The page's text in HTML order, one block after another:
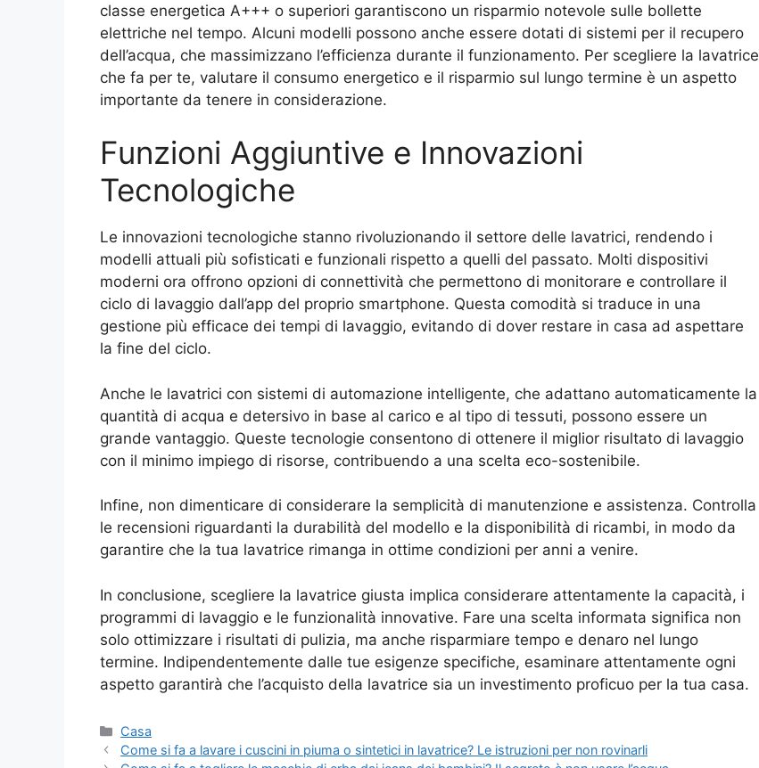
classe energetica A+++ o superiori garantiscono un risparmio notevole sulle bollette
elettriche nel tempo. Alcuni modelli possono anche essere dotati di sistemi per il recupero
dell’acqua, che massimizzano l’efficienza durante il funzionamento. Per scegliere la lavatrice
che fa per te, valutare il consumo energetico e il risparmio sul lungo termine è un aspetto
importante da tenere in considerazione.
Funzioni Aggiuntive e Innovazioni
Tecnologiche
Le innovazioni tecnologiche stanno rivoluzionando il settore delle lavatrici, rendendo i
modelli attuali più sofisticati e funzionali rispetto a quelli del passato. Molti dispositivi
moderni ora offrono opzioni di connettività che permettono di monitorare e controllare il
ciclo di lavaggio dall’app del proprio smartphone. Questa comodità si traduce in una
gestione più efficace dei tempi di lavaggio, evitando di dover restare in casa ad aspettare
la fine del ciclo.
Anche le lavatrici con sistemi di automazione intelligente, che adattano automaticamente la
quantità di acqua e detersivo in base al carico e al tipo di tessuti, possono essere un
grande vantaggio. Queste tecnologie consentono di ottenere il miglior risultato di lavaggio
con il minimo impiego di risorse, contribuendo a una scelta eco-sostenibile.
Infine, non dimenticare di considerare la semplicità di manutenzione e assistenza. Controlla
le recensioni riguardanti la durabilità del modello e la disponibilità di ricambi, in modo da
garantire che la tua lavatrice rimanga in ottime condizioni per anni a venire.
In conclusione, scegliere la lavatrice giusta implica considerare attentamente la capacità, i
programmi di lavaggio e le funzionalità innovative. Fare una scelta informata significa non
solo ottimizzare i risultati di pulizia, ma anche risparmiare tempo e denaro nel lungo
termine. Indipendentemente dalle tue esigenze specifiche, esaminare attentamente ogni
aspetto garantirà che l’acquisto della lavatrice sia un investimento proficuo per la tua casa.
Categorie
Casa
Come si fa a lavare i cuscini in piuma o sintetici in lavatrice? Le istruzioni per non rovinarli